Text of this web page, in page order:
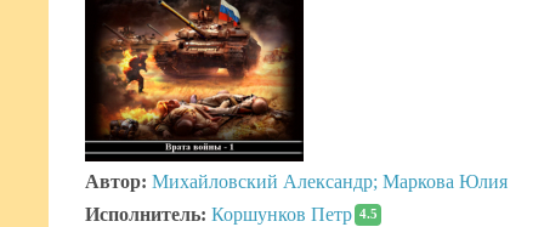
Автор: Михайловский Александр; Маркова Юлия
Исполнитель: Коршунков Петр 4.5